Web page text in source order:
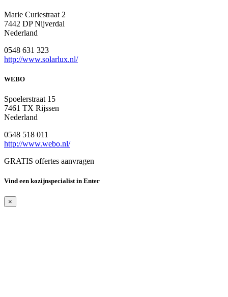
Marie Curiestraat 2
7442 DP Nijverdal
Nederland
0548 631 323
http://www.solarlux.nl/
WEBO
Spoelerstraat 15
7461 TX Rijssen
Nederland
0548 518 011
http://www.webo.nl/
GRATIS offertes aanvragen
Vind een kozijnspecialist in Enter
×